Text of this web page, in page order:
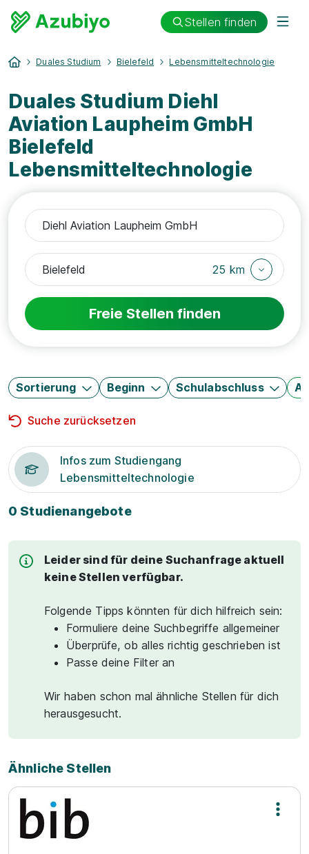
Stellen finden
Duales Studium Bielefeld Lebensmitteltechnologie
Duales Studium Diehl
Aviation Laupheim GmbH
Bielefeld
Lebensmitteltechnologie
25 km
Freie Stellen finden
Sortierung Beginn Schulabschluss
Suche zurücksetzen
Infos zum Studiengang
Lebensmitteltechnologie
0 Studienangebote
Leider sind für deine Suchanfrage aktuell
keine Stellen verfügbar.
Folgende Tipps könnten für dich hilfreich sein:
Formuliere deine Suchbegriffe allgemeiner
Überprüfe, ob alles richtig geschrieben ist
Passe deine Filter an
Wir haben schon mal ähnliche Stellen für dich
herausgesucht.
Ähnliche Stellen